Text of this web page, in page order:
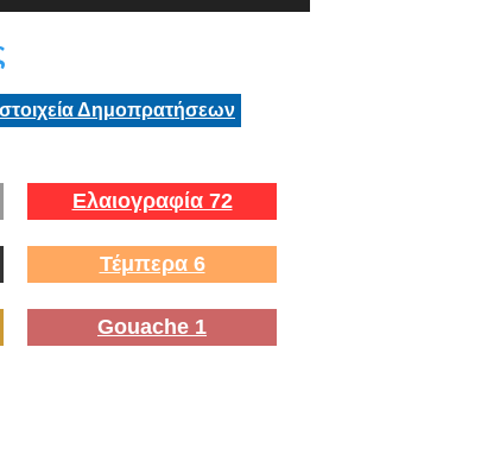
στοιχεία Δημοπρατήσεων
Ελαιογραφία 72
Τέμπερα 6
Gouache 1